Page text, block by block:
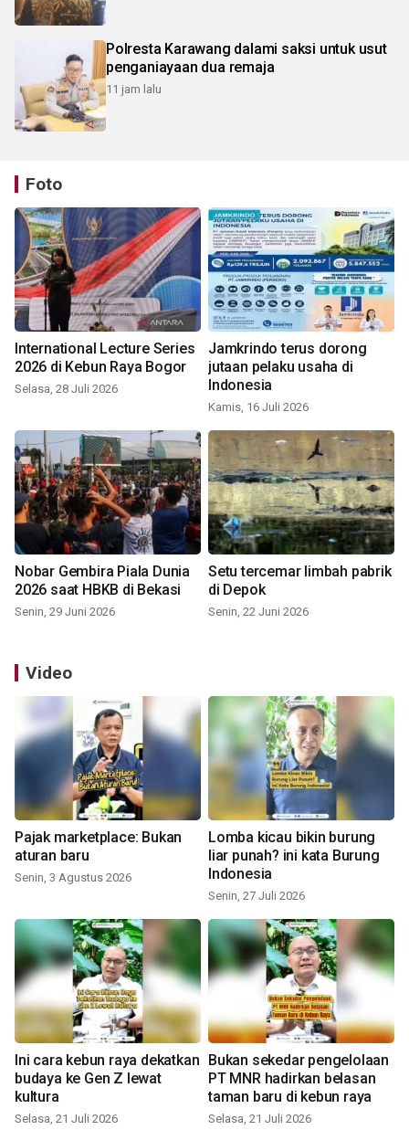
Polresta Karawang dalami saksi untuk usut
penganiayaan dua remaja
11 jam lalu
Foto
International Lecture Series
2026 di Kebun Raya Bogor
Selasa, 28 Juli 2026
Jamkrindo terus dorong
jutaan pelaku usaha di
Indonesia
Kamis, 16 Juli 2026
Nobar Gembira Piala Dunia
2026 saat HBKB di Bekasi
Senin, 29 Juni 2026
Setu tercemar limbah pabrik
di Depok
Senin, 22 Juni 2026
Video
Pajak marketplace: Bukan
aturan baru
Senin, 3 Agustus 2026
Lomba kicau bikin burung
liar punah? ini kata Burung
Indonesia
Senin, 27 Juli 2026
Ini cara kebun raya dekatkan
budaya ke Gen Z lewat
kultura
Selasa, 21 Juli 2026
Bukan sekedar pengelolaan
PT MNR hadirkan belasan
taman baru di kebun raya
Selasa, 21 Juli 2026